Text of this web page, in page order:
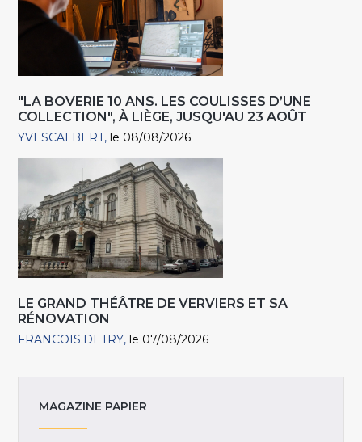
"LA BOVERIE 10 ANS. LES COULISSES D’UNE
COLLECTION", À LIÈGE, JUSQU'AU 23 AOÛT
YVESCALBERT le 08/08/2026
LE GRAND THÉÂTRE DE VERVIERS ET SA
RÉNOVATION
FRANCOIS.DETRY le 07/08/2026
MAGAZINE PAPIER